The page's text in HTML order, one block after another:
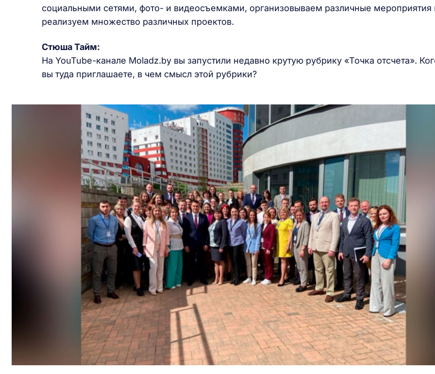
социальными сетями, фото- и видеосъемками, организовываем различные мероприятия
реализуем множество различных проектов.
Стюша Тайм:
На YouTube-канале Moladz.by вы запустили недавно крутую рубрику «Точка отсчета».
вы туда приглашаете, в чем смысл этой рубрики?